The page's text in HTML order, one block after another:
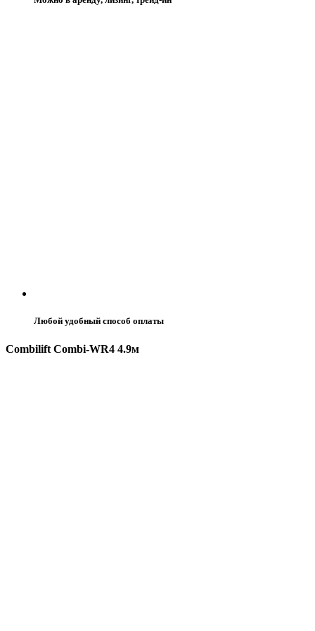
Любой удобный способ оплаты
Combilift Combi-WR4 4.9м